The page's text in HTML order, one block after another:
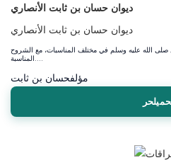
ديوان حسان بن ثابت الأنصاري
ديوان حسان بن ثابت الأنصاري
الله عليه وسلم في مختلف المناسبات، مع الشروح
مؤلفحسان بن ثابت